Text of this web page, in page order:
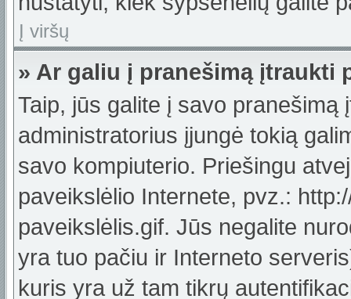
Į viršų
» Ar galiu į pranešimą įtraukti
Taip, jūs galite į savo
administratorius įjungė tokią
savo kompiuterio. Priešingu
paveikslėlio Internete, pvz.:
paveikslėlis.gif. Jūs negalite
yra tuo pačiu ir Interneto
kuris yra už tam tikrų